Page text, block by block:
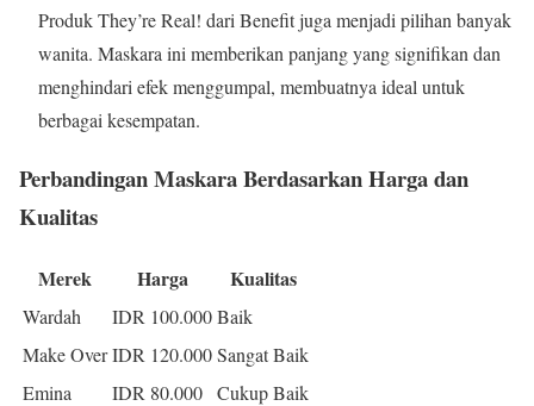
Produk They’re Real! dari Benefit juga menjadi pilihan banyak
wanita. Maskara ini memberikan panjang yang signifikan dan
menghindari efek menggumpal, membuatnya ideal untuk
berbagai kesempatan.
Perbandingan Maskara Berdasarkan Harga dan
Kualitas
Merek Harga Kualitas
Wardah IDR 100.000Baik
Make OverIDR 120.000Sangat Baik
Emina
IDR 80.000 Cukup Baik